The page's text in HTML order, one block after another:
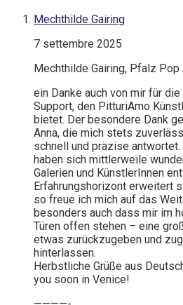
Mechthilde Gairing
7 settembre 2025
Mechthilde Gairing, Pfalz Pop
ein Danke auch von mir für
Support, den PitturiAmo
bietet. Der besondere Dank
Anna, die mich stets
schnell und präzise
haben sich mittlerweile
Galerien und KünstlerInnen
Erfahrungshorizont erweitert
so freue ich mich auf das
besonders auch dass mir im
Türen offen stehen – eine
etwas zurückzugeben und
hinterlassen.
Herbstliche Grüße aus
you soon in Venice!